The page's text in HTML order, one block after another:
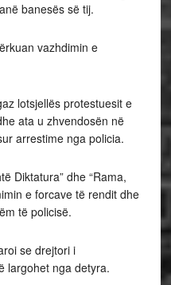
banesës së tij.
vazhdimin e
lotsjellës protestuesit e
ata u zhvendosën në
arrestime nga policia.
Diktatura” dhe “Rama,
e forcave të rendit dhe
të policisë.
se drejtori i
largohet nga detyra.